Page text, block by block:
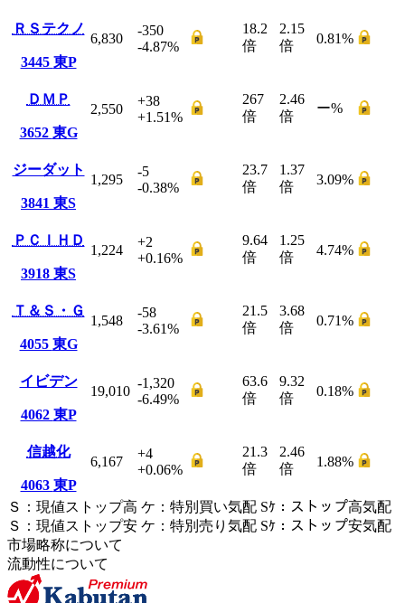
ＲＳテクノ
3445 東P
6,830
-350
-4.87%
18.2
倍
2.15
倍
0.81%
ＤＭＰ
3652 東G
2,550
+38
+1.51%
267
倍
2.46
倍
ー%
ジーダット
3841 東S
1,295
-5
-0.38%
23.7
倍
1.37
倍
3.09%
ＰＣＩＨＤ
3918 東S
1,224
+2
+0.16%
9.64
倍
1.25
倍
4.74%
Ｔ＆Ｓ・Ｇ
4055 東G
1,548
-58
-3.61%
21.5
倍
3.68
倍
0.71%
イビデン
4062 東P
19,010
-1,320
-6.49%
63.6
倍
9.32
倍
0.18%
信越化
4063 東P
6,167
+4
+0.06%
21.3
倍
2.46
倍
1.88%
Ｓ ： 現値ストップ高 ケ ： 特別買い気配 Sｹ ： ストップ高気配
Ｓ ： 現値ストップ安 ケ ： 特別売 り 気配 Sｹ ： ストップ安気配
市場略称について
流動性について